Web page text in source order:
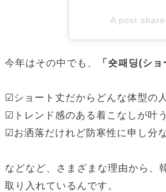
A post
今年はその中でも、 「숏패딩(シ
☑ショート丈だからどんな体型の
☑トレンド感のある着こなしが叶
☑お洒落だけれど防寒性に申し分
などなど、さまざまな理由から、
取り入れているんです。